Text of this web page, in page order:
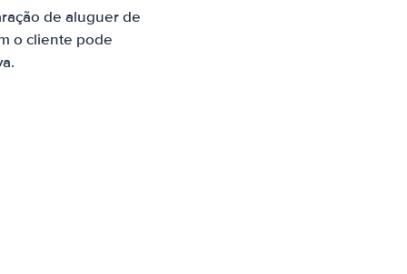
de aluguer de
o cliente pode